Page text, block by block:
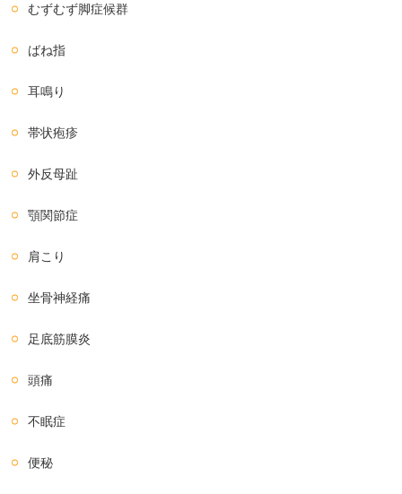
むずむず脚症候群
ばね指
耳鳴り
帯状疱疹
外反母趾
顎関節症
肩こり
坐骨神経痛
足底筋膜炎
頭痛
不眠症
便秘